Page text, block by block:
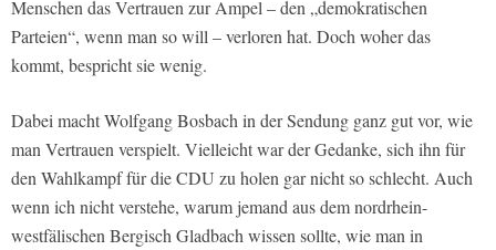
Menschen das Vertrauen zur Ampel – den „demokratischen
Parteien“, wenn man so will – verloren hat. Doch woher das
kommt, bespricht sie wenig.
Dabei macht Wolfgang Bosbach in der Sendung ganz gut vor, wie
man Vertrauen verspielt. Vielleicht war der Gedanke, sich ihn für
den Wahlkampf für die CDU zu holen gar nicht so schlecht. Auch
wenn ich nicht verstehe, warum jemand aus dem nordrhein-
westfälischen Bergisch Gladbach wissen sollte, wie man in